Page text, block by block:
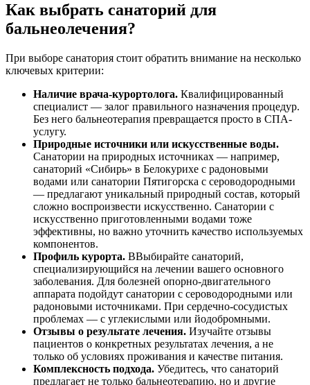
Как выбрать санаторий для
бальнеолечения?
При выборе санатория стоит обратить внимание на несколько
ключевых критерии:
Наличие врача-курортолога. Квалифицированный
специалист — залог правильного назначения процедур.
Без него бальнеотерапия превращается просто в СПА-
услугу.
Природные источники или искусственные воды.
Санатории на природных источниках — например,
санаторий «Сибирь» в Белокурихе с радоновыми
водами или санатории Пятигорска с сероводородными
— предлагают уникальный природный состав, который
сложно воспроизвести искусственно. Санатории с
искусственно приготовленными водами тоже
эффективны, но важно уточнить качество используемых
компонентов.
Профиль курорта. ВВыбирайте санаторий,
специализирующийся на лечении вашего основного
заболевания. Для болезней опорно-двигательного
аппарата подойдут санатории с сероводородными или
радоновыми источниками. При сердечно-сосудистых
проблемах — с углекислыми или йодобромными.
Отзывы о результате лечения. Изучайте отзывы
пациентов о конкретных результатах лечения, а не
только об условиях проживания и качестве питания.
Комплексность подхода. Убедитесь, что санаторий
предлагает не только бальнеотерапию, но и другие